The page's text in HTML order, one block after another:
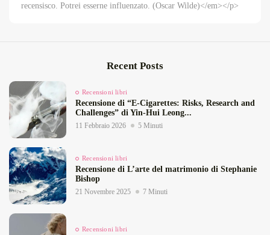
recensisco. Potrei esserne influenzato. (Oscar Wilde)</em></p>
Recent Posts
Recensioni libri
Recensione di “E‑Cigarettes: Risks, Research and
Challenges” di Yin‑Hui Leong...
11 Febbraio 2026 5 Minuti
Recensioni libri
Recensione di L’arte del matrimonio di Stephanie
Bishop
21 Novembre 2025 7 Minuti
Recensioni libri